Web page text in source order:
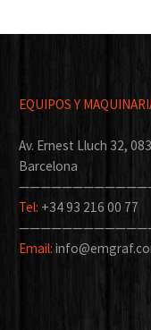
EQUIPOS Y
Av. Ernest Lluch 32,
Barcelona
Tel: +34 93 216 00 77
Email: